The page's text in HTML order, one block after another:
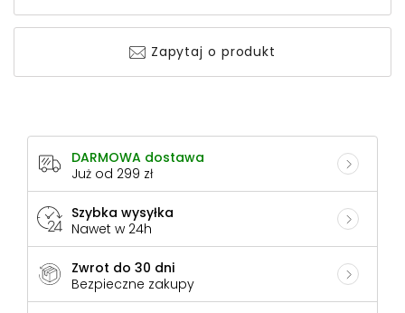
Zapytaj o produkt
DARMOWA dostawa
Już od 299 zł
Szybka wysyłka
Nawet w 24h
Zwrot do 30 dni
Bezpieczne zakupy